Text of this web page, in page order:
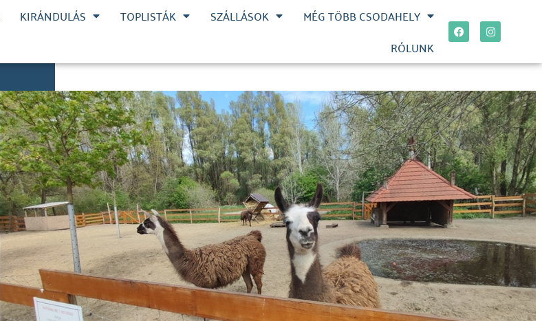
KIRÁNDULÁS TOPLISTÁK SZÁLLÁSOK
MÉG TÖBB CSODAHELY
RÓLUNK